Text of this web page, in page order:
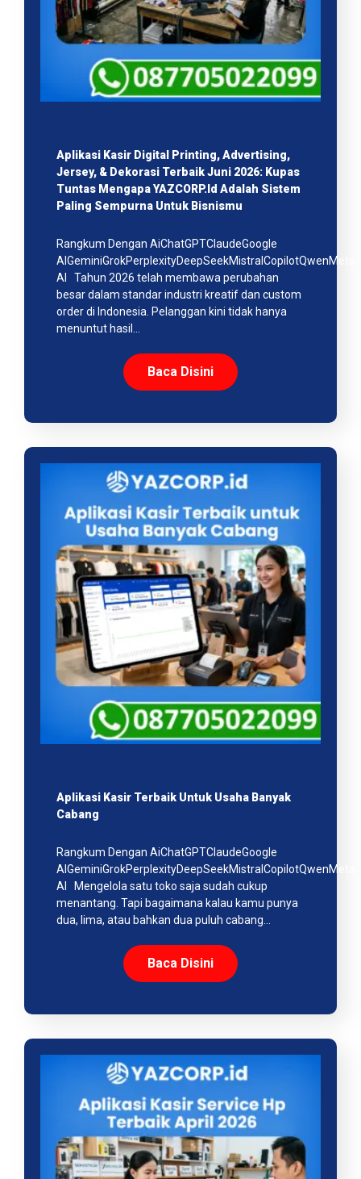
Aplikasi Kasir Digital Printing, Advertising,
Jersey, & Dekorasi Terbaik Juni 2026: Kupas
Tuntas Mengapa YAZCORP.id Adalah Sistem
Paling Sempurna Untuk Bisnismu
Rangkum Dengan AiChatGPTClaudeGoogle
AIGeminiGrokPerplexityDeepSeekMistralCopilotQwenMeta
AI Tahun 2026 telah membawa perubahan
besar dalam standar industri kreatif dan custom
order di Indonesia. Pelanggan kini tidak hanya
menuntut hasil…
Baca Disini
Aplikasi Kasir Terbaik Untuk Usaha Banyak
Cabang
Rangkum Dengan AiChatGPTClaudeGoogle
AIGeminiGrokPerplexityDeepSeekMistralCopilotQwenMeta
AI Mengelola satu toko saja sudah cukup
menantang. Tapi bagaimana kalau kamu punya
dua, lima, atau bahkan dua puluh cabang…
Baca Disini